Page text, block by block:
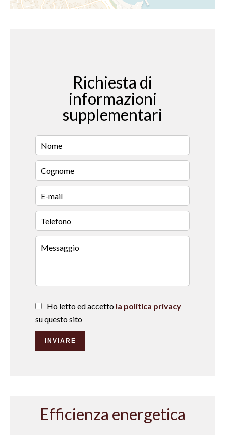
Richiesta di
informazioni
supplementari
Ho letto ed accetto la politica privacy
su questo sito
INVIARE
Efficienza energetica